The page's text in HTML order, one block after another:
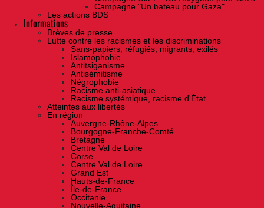
Campagne "Un bateau pour Gaza"
Les actions BDS
Informations
Brèves de presse
Lutte contre les racismes et les discriminations
Sans-papiers, réfugiés, migrants, exilés
Islamophobie
Antitsiganisme
Antisémitisme
Négrophobie
Racisme anti-asiatique
Racisme systémique, racisme d'État
Atteintes aux libertés
En région
Auvergne-Rhône-Alpes
Bourgogne-Franche-Comté
Bretagne
Centre Val de Loire
Corse
Centre Val de Loire
Grand Est
Hauts-de-France
Île-de-France
Occitanie
Nouvelle-Aquitaine